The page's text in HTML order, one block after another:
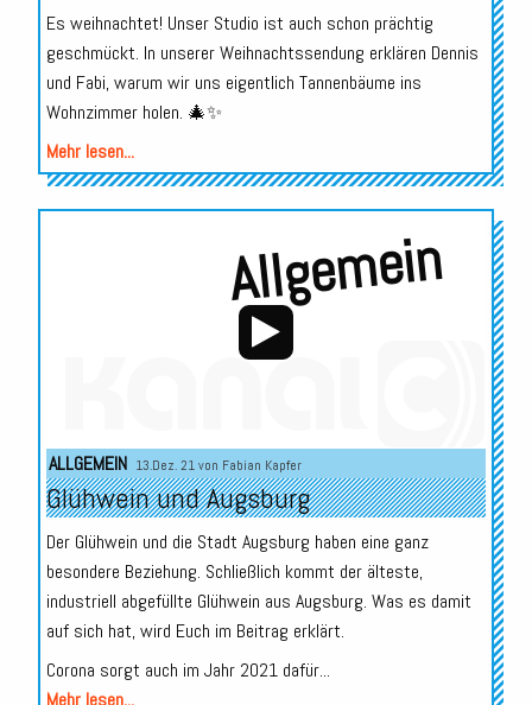
Es weihnachtet! Unser Studio ist auch schon prächtig
geschmückt. In unserer Weihnachtssendung erklären Dennis
und Fabi, warum wir uns eigentlich Tannenbäume ins
Wohnzimmer holen. 🎄✨
Mehr lesen...
Allgemein
Audio-
Player
ALLGEMEIN 13.Dez. 21 von Fabian Kapfer
Glühwein und Augsburg
Der Glühwein und die Stadt Augsburg haben eine ganz
besondere Beziehung. Schließlich kommt der älteste,
industriell abgefüllte Glühwein aus Augsburg. Was es damit
auf sich hat, wird Euch im Beitrag erklärt.
Corona sorgt auch im Jahr 2021 dafür...
Mehr lesen...